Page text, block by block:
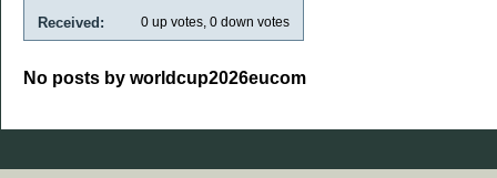
Received: 0 up votes, 0 down votes
No posts by worldcup2026eucom